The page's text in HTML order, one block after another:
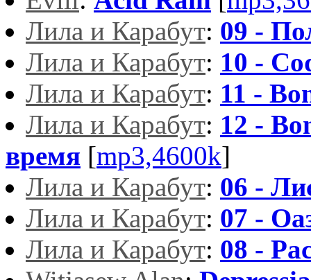
Лила и Карабут: 09 -
Лила и Карабут: 10 -
Лила и Карабут: 11 -
Лила и Карабут: 12 -
время [mp3,4600k]
Лила и Карабут: 06 -
Лила и Карабут: 07 -
Лила и Карабут: 08 -